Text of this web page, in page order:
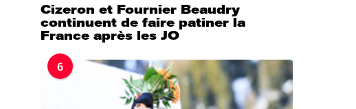
Cizeron et Fournier Beaudry
continuent de faire patiner la
France après les JO
6